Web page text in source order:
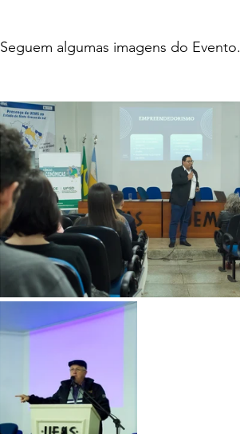
Seguem algumas imagens do Evento.